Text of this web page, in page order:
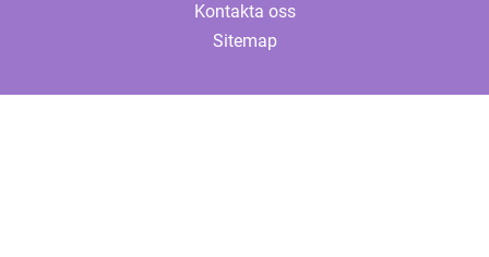
Kontakta oss
Sitemap